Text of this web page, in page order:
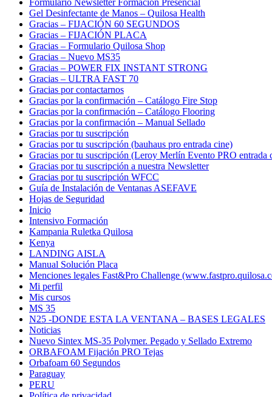
Gel Desinfectante de Manos – Quilosa Health
Gracias – FIJACIÓN 60 SEGUNDOS
Gracias – FIJACIÓN PLACA
Gracias – Formulario Quilosa Shop
Gracias – Nuevo MS35
Gracias – POWER FIX INSTANT STRONG
Gracias – ULTRA FAST 70
Gracias por contactarnos
Gracias por la confirmación – Catálogo Fire Stop
Gracias por la confirmación – Catálogo Flooring
Gracias por la confirmación – Manual Sellado
Gracias por tu suscripción
Gracias por tu suscripción (bauhaus pro entrada cine)
Gracias por tu suscripción (Leroy Merlín Evento PRO entrada
Gracias por tu suscripción a nuestra Newsletter
Gracias por tu suscripción WFCC
Guía de Instalación de Ventanas ASEFAVE
Hojas de Seguridad
Inicio
Intensivo Formación
Kampania Ruletka Quilosa
Kenya
LANDING AISLA
Manual Solución Placa
Menciones legales Fast&Pro Challenge
Mi perfil
Mis cursos
MS 35
N25 -DONDE ESTA LA VENTANA – BASES LEGALES
Noticias
Nuevo Sintex MS-35 Polymer. Pegado y Sellado Extremo
ORBAFOAM Fijación PRO Tejas
Orbafoam 60 Segundos
Paraguay
PERU